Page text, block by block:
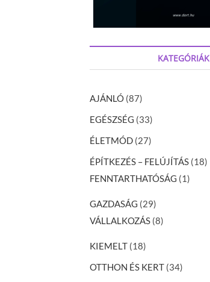
KATEGÓRIÁK
AJÁNLÓ (87)
EGÉSZSÉG (33)
ÉLETMÓD (27)
ÉPÍTKEZÉS – FELÚJÍTÁS (18)
FENNTARTHATÓSÁG (1)
GAZDASÁG (29)
VÁLLALKOZÁS (8)
KIEMELT (18)
OTTHON ÉS KERT (34)